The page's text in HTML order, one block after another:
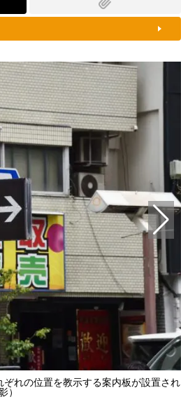
れの位置を教示する案内板が設置され
）